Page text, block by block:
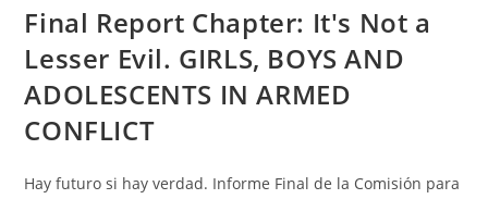
Final Report Chapter: It's Not a
Lesser Evil. GIRLS, BOYS AND
ADOLESCENTS IN ARMED
CONFLICT
Hay futuro si hay verdad. Informe Final de la Comisión para